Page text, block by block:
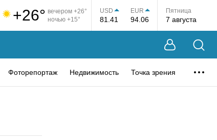
+26° вечером +26°
ночью +15°
USD
81.41
EUR
94.06
Пятница
7 августа
Фоторепортаж Недвижимость Точка зрения